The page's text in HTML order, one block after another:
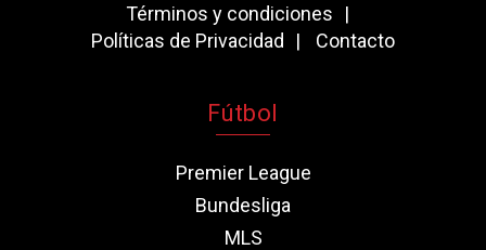
Términos y condiciones
Políticas de Privacidad
Contacto
Fútbol
Premier League
Bundesliga
MLS